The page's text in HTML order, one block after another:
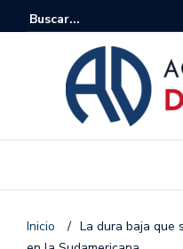
Inicio / La dura baja que